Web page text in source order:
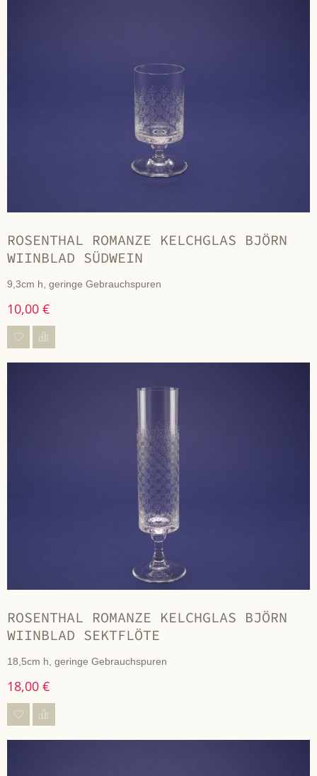
ROSENTHAL ROMANZE KELCHGLAS BJÖRN
WIINBLAD SÜDWEIN
9,3cm h, geringe Gebrauchspuren
10,00 €
ROSENTHAL ROMANZE KELCHGLAS BJÖRN
WIINBLAD SEKTFLÖTE
18,5cm h, geringe Gebrauchspuren
18,00 €